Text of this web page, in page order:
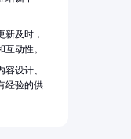
新及时，
动性。
设计、
经验的供